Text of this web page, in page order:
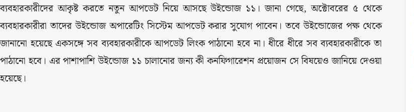
ব্যবহারকারীদের আকৃষ্ট করতে নতুন আপডেট নিয়ে আসছে উইন্ডোজ ১১। জানা গেছে, অক্টোবরের ৫ থেকে
ব্যবহারকারীরা তাদের উইন্ডোজ অপারেটিং সিস্টেম আপডেট করার সুযোগ পাবেন। তবে উইন্ডোজের পক্ষ থেকে
জানানো হয়েছে একসঙ্গে সব ব্যবহারকারীকে আপডেট লিংক পাঠানো হবে না। ধীরে ধীরে সব ব্যবহারকারীকে তা
পাঠানো হবে। এর পাশাপাশি উইন্ডোজ ১১ চালানোর জন্য কী কনফিগারেশন প্রয়োজন সে বিষয়েও জানিয়ে দেওয়া
হয়েছে।